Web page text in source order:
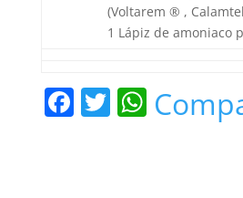
(Voltarem ® ,
1 Lápiz de amoniaco
F T W